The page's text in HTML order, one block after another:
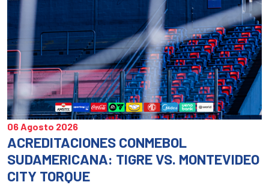
06 Agosto 2026
ACREDITACIONES CONMEBOL
SUDAMERICANA: TIGRE VS. MONTEVIDEO
CITY TORQUE